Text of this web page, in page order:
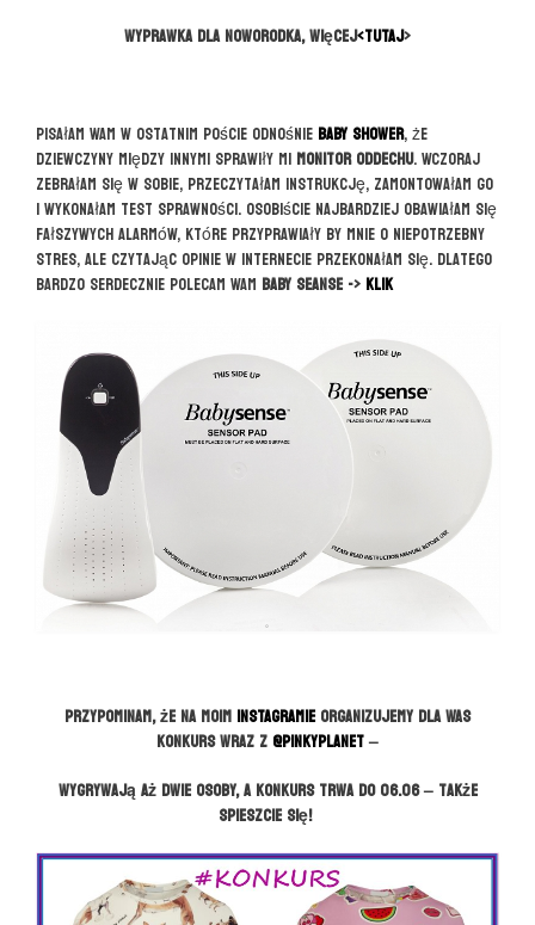
Wyprawka dla noworodka, więcej<TUTAJ>
Pisałam Wam w ostatnim poście odnośnie BABY SHOWER, że
dziewczyny między innymi sprawiły mi monitor oddechu. Wczoraj
zebrałam się w sobie, przeczytałam instrukcję, zamontowałam go
i wykonałam test sprawności. Osobiście najbardziej obawiałam się
fałszywych alarmów, które przyprawiały by mnie o niepotrzebny
stres, ale czytając opinie w internecie przekonałam się. Dlatego
bardzo serdecznie polecam Wam BABY SEANSE -> KLIK
Przypominam, że na moim INSTAGRAMIE organizujemy dla Was
konkurs wraz z @pinkyplanet–
wygrywają aż dwie osoby, a konkurs trwa do 06.06 – także
spieszcie się!